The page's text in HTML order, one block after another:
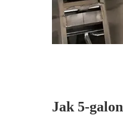
Jak 5-